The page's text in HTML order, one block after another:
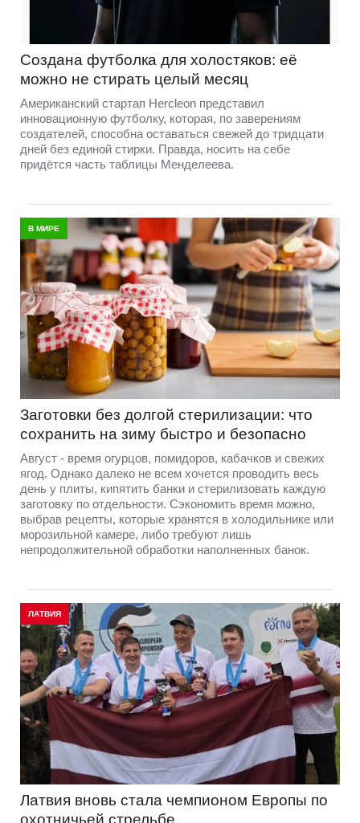
Создана футболка для холостяков: её
можно не стирать целый месяц
Американский стартап Hercleon представил
инновационную футболку, которая, по заверениям
создателей, способна оставаться свежей до тридцати
дней без единой стирки. Правда, носить на себе
придётся часть таблицы Менделеева.
В МИРЕ
Заготовки без долгой стерилизации: что
сохранить на зиму быстро и безопасно
Август - время огурцов, помидоров, кабачков и свежих
ягод. Однако далеко не всем хочется проводить весь
день у плиты, кипятить банки и стерилизовать каждую
заготовку по отдельности. Сэкономить время можно,
выбрав рецепты, которые хранятся в холодильнике или
морозильной камере, либо требуют лишь
непродолжительной обработки наполненных банок.
ЛАТВИЯ
Латвия вновь стала чемпионом Европы по
охотничьей стрельбе